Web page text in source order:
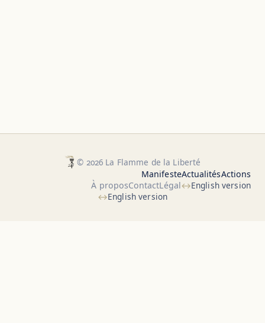
© 2026 La Flamme de la Liberté
ManifesteActualitésActions
À proposContactLégal
English version
English version